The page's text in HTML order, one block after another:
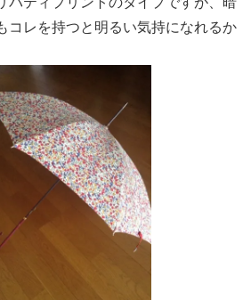
コレを持つと明るい気持になれるか